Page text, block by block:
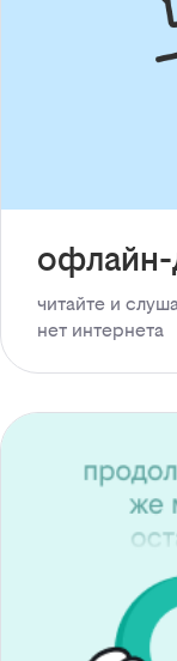
офлайн-
читайте и
нет интернета